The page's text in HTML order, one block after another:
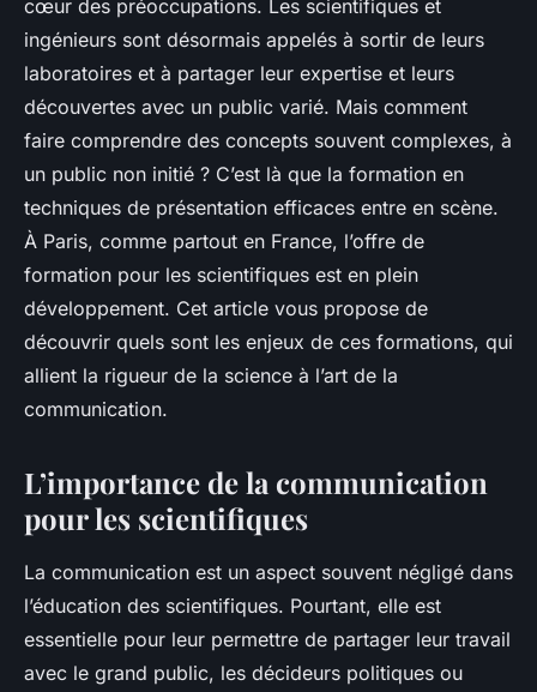
cœur des préoccupations. Les scientifiques et
ingénieurs sont désormais appelés à sortir de leurs
laboratoires et à partager leur expertise et leurs
découvertes avec un public varié. Mais comment
faire comprendre des concepts souvent complexes, à
un public non initié ? C’est là que la formation en
techniques de présentation efficaces entre en scène.
À Paris, comme partout en France, l’offre de
formation pour les scientifiques est en plein
développement. Cet article vous propose de
découvrir quels sont les enjeux de ces formations, qui
allient la rigueur de la science à l’art de la
communication.
L’importance de la communication
pour les scientifiques
La communication est un aspect souvent négligé dans
l’éducation des scientifiques. Pourtant, elle est
essentielle pour leur permettre de partager leur travail
avec le grand public, les décideurs politiques ou